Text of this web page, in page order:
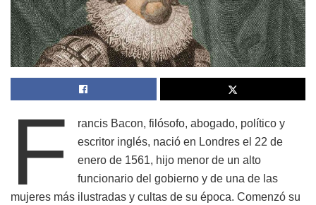
F
rancis Bacon, filósofo, abogado, político y
escritor inglés, nació en Londres el 22 de
enero de 1561, hijo menor de un alto
funcionario del gobierno y de una de las
mujeres más ilustradas y cultas de su época. Comenzó su